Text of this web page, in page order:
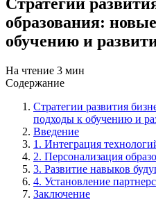
образования:
обучению и
На чтение 3 мин
Содержание
Стратегии развития
подходы к обучению и
Введение
1. Интеграция
2. Персонализация
3. Развитие навыков
4. Установление
Заключение